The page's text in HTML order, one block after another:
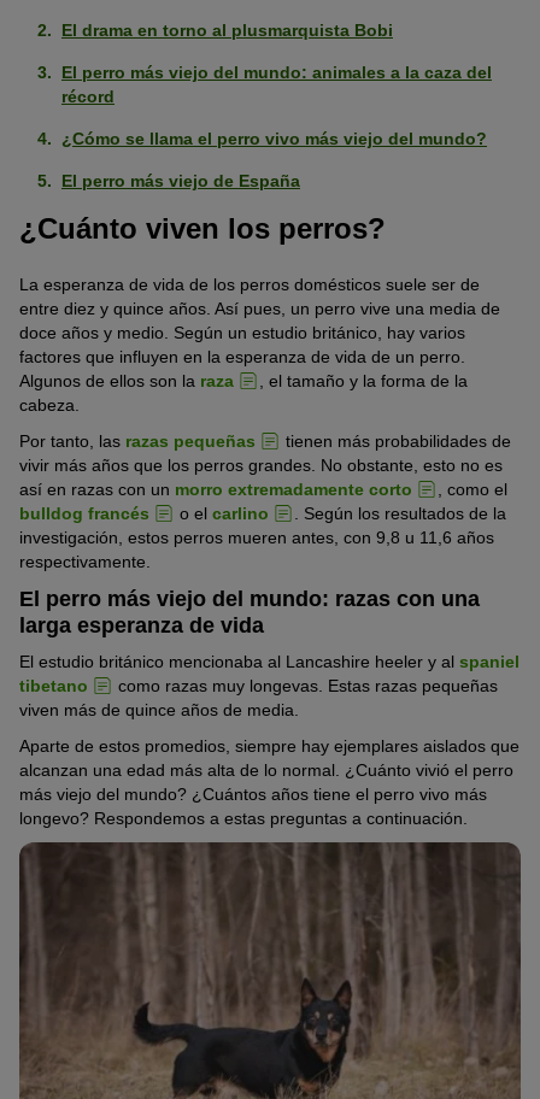
El drama en torno al plusmarquista Bobi
El perro más viejo del mundo: animales a la caza del
récord
¿Cómo se llama el perro vivo más viejo del mundo?
El perro más viejo de España
¿Cuánto viven los perros?
La esperanza de vida de los perros domésticos suele ser de
entre diez y quince años. Así pues, un perro vive una media de
doce años y medio. Según un estudio británico, hay varios
factores que influyen en la esperanza de vida de un perro.
Algunos de ellos son la raza
, el tamaño y la forma de la
cabeza.
Por tanto, las razas pequeñas
tienen más probabilidades de
vivir más años que los perros grandes. No obstante, esto no es
así en razas con un morro extremadamente corto
, como el
bulldog francés
o el carlino
. Según los resultados de la
investigación, estos perros mueren antes, con 9,8 u 11,6 años
respectivamente.
El perro más viejo del mundo: razas con una
larga esperanza de vida
El estudio británico mencionaba al Lancashire heeler y al spaniel
tibetano
como razas muy longevas. Estas razas pequeñas
viven más de quince años de media.
Aparte de estos promedios, siempre hay ejemplares aislados que
alcanzan una edad más alta de lo normal. ¿Cuánto vivió el perro
más viejo del mundo? ¿Cuántos años tiene el perro vivo más
longevo? Respondemos a estas preguntas a continuación.